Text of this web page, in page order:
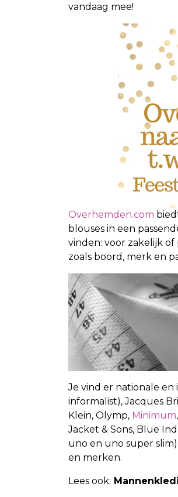
vandaag mee!
Overhemden.com
blouses in een
vinden: voor zakelijk
zoals boord, merk en
Je vind er nationale
informalist), Jacques
Klein, Olymp, Minimum
Jacket & Sons, Blue
uno en uno super
en merken.
Lees ook;